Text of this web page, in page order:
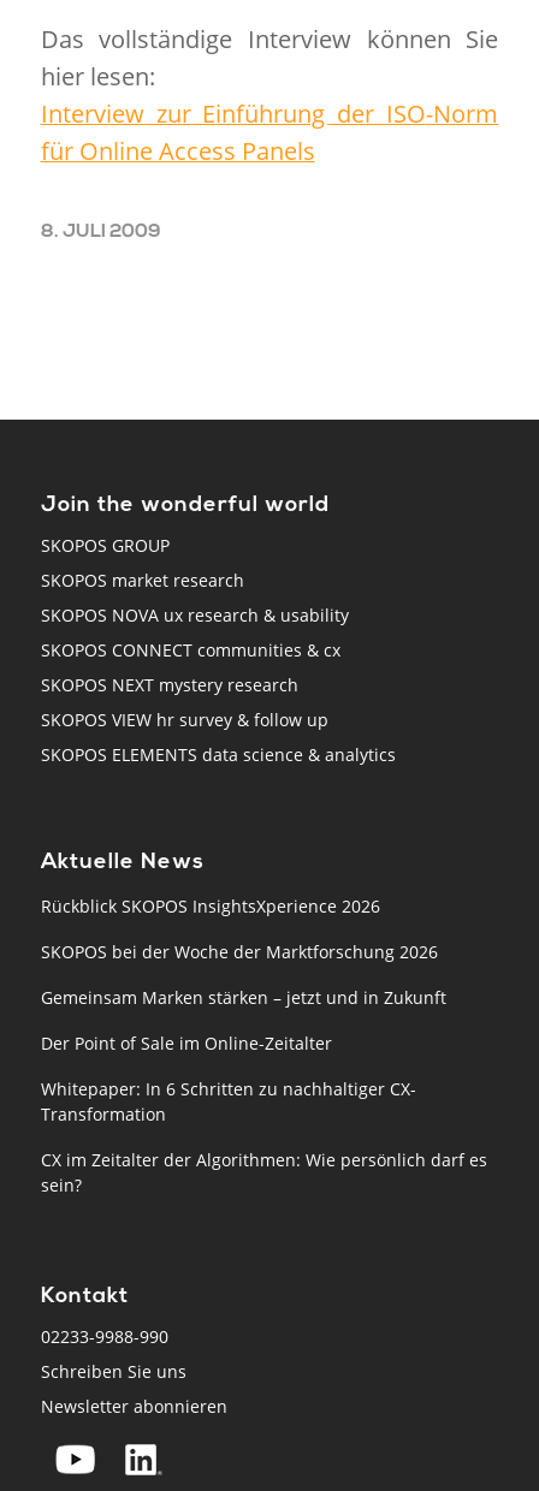
Das vollständige Interview können Sie
hier lesen:
Interview zur Einführung der ISO-Norm
für Online Access Panels
8. JULI 2009
Join the wonderful world
SKOPOS GROUP
SKOPOS market research
SKOPOS NOVA ux research & usability
SKOPOS CONNECT communities & cx
SKOPOS NEXT mystery research
SKOPOS VIEW hr survey & follow up
SKOPOS ELEMENTS data science & analytics
Aktuelle News
Rückblick SKOPOS InsightsXperience 2026
SKOPOS bei der Woche der Marktforschung 2026
Gemeinsam Marken stärken – jetzt und in Zukunft
Der Point of Sale im Online-Zeitalter
Whitepaper: In 6 Schritten zu nachhaltiger CX-
Transformation
CX im Zeitalter der Algorithmen: Wie persönlich darf es
sein?
Kontakt
02233-9988-990
Schreiben Sie uns
Newsletter abonnieren